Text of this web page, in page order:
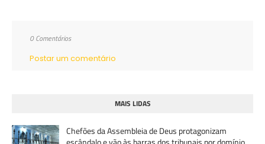
0 Comentários
Postar um comentário
MAIS LIDAS
Chefões da Assembleia de Deus protagonizam